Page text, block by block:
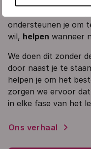
ondersteunen je om
wil, helpen wanneer
We doen dit zonder
door naast je te
helpen je om het
zorgen we ervoor
in elke fase van het
Ons verhaal